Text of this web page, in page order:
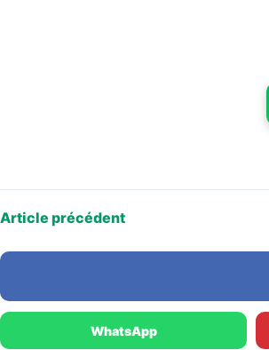
Article précédent
WhatsApp